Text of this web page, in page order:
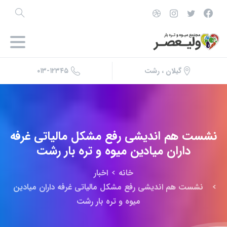
گیلان ، رشت ۰۱۳-۱۲۳۴۵
نشست هم اندیشی رفع مشکل مالیاتی غرفه
داران میادین میوه و تره باررشت
خانه
اخبار
نشست هم اندیشی رفع مشکل مالیاتی غرفه داران میادین
میوه و تره بار رشت